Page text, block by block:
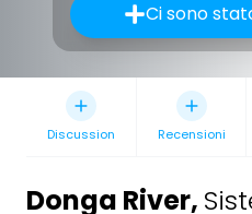
Ci sono
Discussion Recensioni
Donga River,